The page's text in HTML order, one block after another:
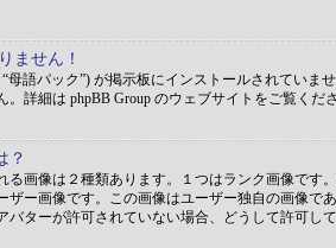
ません！
語パック”) が掲示板にインストールされてい
詳細は phpBB Group のウェブサイトをご覧くだ
？
画像は２種類あります。１つはランク画像で
ザー画像です。この画像はユーザー独自の画像
ターが許可されていない場合、どうして許可し